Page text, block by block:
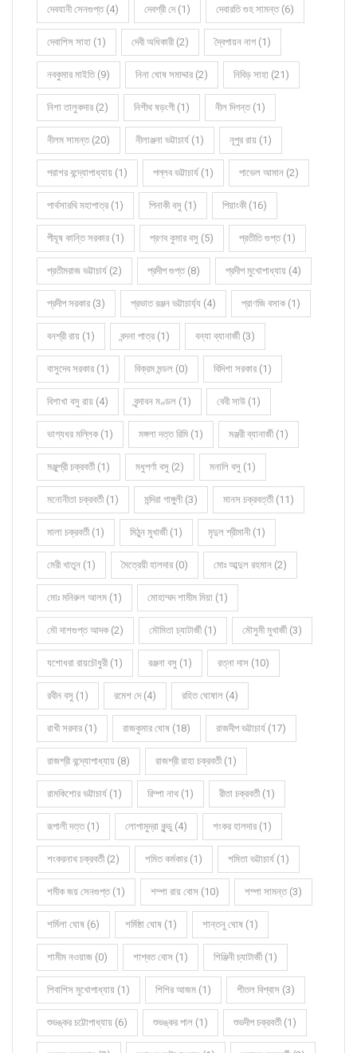
দেবযানী সেনগুপ্ত (4) দেবশ্রী দে (1) দেবারতি গুহ সামন্ত (6)
দেবাশিস সাহা (1) দেবী অধিকারী (2) দ্বৈপায়ন নাগ (1)
নবকুমার মাইতি (9) নিনা ঘোষ সমাদ্দার (2) নিবিড় সাহা (21)
নিশা তালুকদার (2) নিশীথ ষড়ংগী (1) নীল দিগন্ত (1)
নীলম সামন্ত (20) নীলাঞ্জনা ভট্টাচার্য (1) নূপুর রায় (1)
পরাশর বন্দ্যোপাধ্যায় (1) পল্লব ভট্টাচার্য (1) পাভেল আমান (2)
পার্থসারথি মহাপাত্র (1) পিনাকী বসু (1) পিয়াংকী (16)
পীযূষ কান্তি সরকার (1) প্রণব কুমার বসু (5) প্রতীতি গুপ্ত (1)
প্রতীমরাজ ভট্টাচার্য (2) প্রদীপ গুপ্ত (8) প্রদীপ মুখোপাধ্যায় (4)
প্রদীপ সরকার (3) প্রভাত রঞ্জন ভট্টাচার্য্য (4) প্রাণজি বসাক (1)
বনশ্রী রায় (1) বন্দনা পাত্র (1) বন্যা ব্যানার্জী (3)
বাসুদেব সরকার (1) বিক্রম মন্ডল (0) বিদিশা সরকার (1)
বিশাখা বসু রায় (4) বৃন্দাবন মণ্ডল (1) বেবী সাউ (1)
ভাগ্যধর মল্লিক (1) মঙ্গলা দত্ত রিমি (1) মঞ্জরী ব্যানার্জী (1)
মঞ্জুশ্রী চক্রবর্তী (1) মধুপর্ণা বসু (2) মনালি বসু (1)
মনোনীতা চক্রবর্তী (1) মন্দিরা গাঙ্গুলী (3) মানস চক্রবর্ত্তী (11)
মালা চক্রবর্তী (1) মিঠুন মুখার্জী (1) মৃদুল শ্রীমানী (1)
মেরী খাতুন (1) মৈত্রেয়ী হালদার (0) মোঃ আব্দুল রহমান (2)
মোঃ মনিরুল আলম (1) মোহাম্মদ শামীম মিয়া (1)
মৌ দাশগুপ্ত আদক (2) মৌমিতা চ্যাটার্জী (1) মৌসুমী মুখার্জী (3)
যশোধরা রায়চৌধুরী (1) রঞ্জনা বসু (1) রত্না দাস (10)
রবীন বসু (1) রমেশ দে (4) রহিত ঘোষাল (4)
রাখী সরদার (1) রাজকুমার ঘোষ (18) রাজদীপ ভট্টাচার্য (17)
রাজশ্রী বন্দ্যোপাধ্যায় (8) রাজশ্রী রাহা চক্রবর্তী (1)
রামকিশোর ভট্টাচার্য (1) রিম্পা নাথ (1) রীতা চক্রবর্তী (1)
রূপালী দত্ত (1) লোপামুদ্রা কুন্ডু (4) শংকর হালদার (1)
শংকরনাথ চক্রবর্তী (2) শমিত কর্মকার (1) শমিতা ভট্টাচার্য (1)
শমীক জয় সেনগুপ্ত (1) শম্পা রায় বোস (10) শম্পা সামন্ত (3)
শর্মিলা ঘোষ (6) শর্মিষ্ঠা ঘোষ (1) শান্তনু ঘোষ (1)
শামীম নওয়াজ (0) শাশ্বত বোস (1) শিঞ্জিনী চ্যাটার্জী (1)
শিবাশিস মুখোপাধ্যায় (1) শিশির আজম (1) শীতল বিশ্বাস (3)
শুভঙ্কর চট্টোপাধ্যায় (6) শুভঙ্কর পাল (1) শুভদীপ চক্রবর্তী (1)